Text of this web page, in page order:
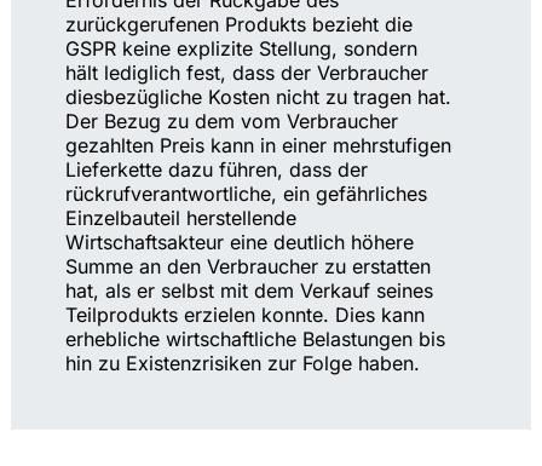
zurückgerufenen Produkts bezieht die
GSPR keine explizite Stellung, sondern
hält lediglich fest, dass der Verbraucher
diesbezügliche Kosten nicht zu tragen hat.
Der Bezug zu dem vom Verbraucher
gezahlten Preis kann in einer mehrstufigen
Lieferkette dazu führen, dass der
rückrufverantwortliche, ein gefährliches
Einzelbauteil herstellende
Wirtschaftsakteur eine deutlich höhere
Summe an den Verbraucher zu erstatten
hat, als er selbst mit dem Verkauf seines
Teilprodukts erzielen konnte. Dies kann
erhebliche wirtschaftliche Belastungen bis
hin zu Existenzrisiken zur Folge haben.